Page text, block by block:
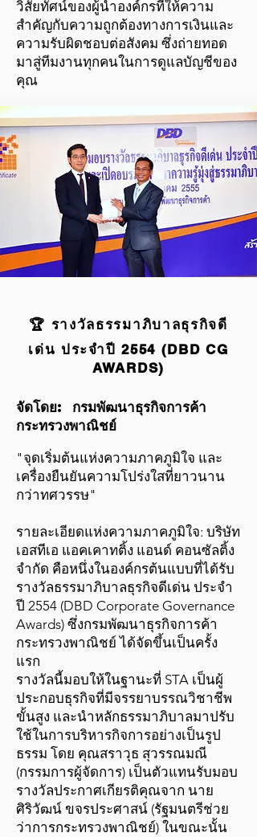
วิสัยทัศน์ของผู้นำองค์กรที่ให้ความ
สำคัญกับความถูกต้องทางการเงินและ
ความรับผิดชอบต่อสังคม ซึ่งถ่ายทอด
มาสู่ทีมงานทุกคนในการดูแลบัญชีของ
คุณ
🏆 รางวัลธรรมาภิบาลธุรกิจดี
เด่น ประจำปี 2554 (DBD CG
AWARDS)
จัดโดย: กรมพัฒนาธุรกิจการค้า
กระทรวงพาณิชย์
"จุดเริ่มต้นแห่งความภาคภูมิใจ และ
เครื่องยืนยันความโปร่งใสที่ยาวนาน
กว่าทศวรรษ"
รายละเอียดแห่งความภาคภูมิใจ: บริษัท
เอสทีเอ แอคเคาทติ้ง แอนด์ คอนซัลติ้ง
จำกัด คือหนึ่งในองค์กรต้นแบบที่ได้รับ
รางวัลธรรมาภิบาลธุรกิจดีเด่น ประจำ
ปี 2554 (DBD Corporate Governance
Awards) ซึ่งกรมพัฒนาธุรกิจการค้า
กระทรวงพาณิชย์ ได้จัดขึ้นเป็นครั้ง
แรก
รางวัลนี้มอบให้ในฐานะที่ STA เป็นผู้
ประกอบธุรกิจที่มีจรรยาบรรณวิชาชีพ
ขั้นสูง และนำหลักธรรมาภิบาลมาปรับ
ใช้ในการบริหารกิจการอย่างเป็นรูป
ธรรม โดย คุณสราวุธ สุวรรณมณี
(กรรมการผู้จัดการ) เป็นตัวแทนรับมอบ
รางวัลประกาศเกียรติคุณจาก นาย
ศิริวัฒน์ ขจรประศาสน์ (รัฐมนตรีช่วย
ว่าการกระทรวงพาณิชย์) ในขณะนั้น